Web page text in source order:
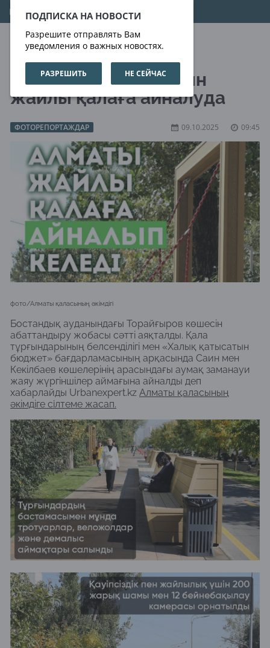
ПОДПИСКА НА НОВОСТИ
Разрешите отправлять Вам
уведомления о важных новостях.
РАЗРЕШИТЬ НЕ СЕЙЧАС
09.08.2026 15:20:02
Алматы барған сайын
жайлы қалаға айналуда
ФОТОРЕПОРТАЖДАР 09.10.2025 09:45
фото/Алматы қаласының әкімдігi
Бостандық ауданындағы Торайғыров көшесін
абаттандыру жобасы сәтті аяқталды. Қала
тұрғындарының белсенділігі мен «Халық қатысатын
бюджет» бағдарламасының арқасында Саин мен
Кекілбаев көшелерінің арасындағы аумақ заманауи
жаяу жүргіншілер аймағына айналды деп
хабарлайды Urbanexpert.kz Алматы қаласының
әкімдіге сiлтеме жасап.